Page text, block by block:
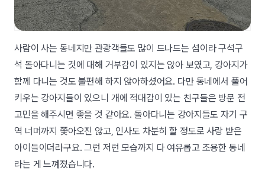
사람이 사는 동네지만 관광객들도 많이 드나드는 섬이라 구석구
석 돌아다니는 것에 대해 거부감이 있지는 않아 보였고, 강아지가
함께 다니는 것도 불편해 하지 않아하셨어요. 다만 동네에서 풀어
키우는 강아지들이 있으니 개에 적대감이 있는 친구들은 방문 전
고민을 해주시면 좋을 것 같아요. 돌아다니는 강아지들도 자기 구
역 너머까지 쫓아오진 않고, 인사도 차분히 할 정도로 사랑 받은
아이들이더라구요. 그런 저런 모습까지 다 여유롭고 조용한 동네
라는 게 느껴졌습니다.